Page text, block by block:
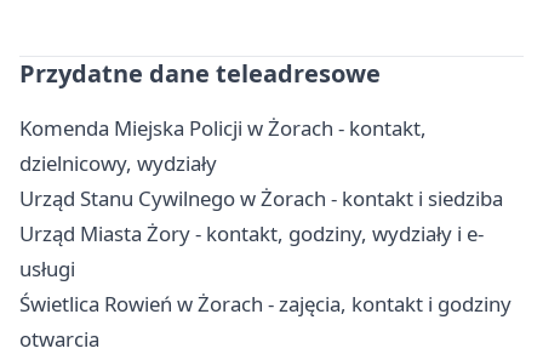
Przydatne dane teleadresowe
Komenda Miejska Policji w Żorach - kontakt,
dzielnicowy, wydziały
Urząd Stanu Cywilnego w Żorach - kontakt i siedziba
Urząd Miasta Żory - kontakt, godziny, wydziały i e-
usługi
Świetlica Rowień w Żorach - zajęcia, kontakt i godziny
otwarcia